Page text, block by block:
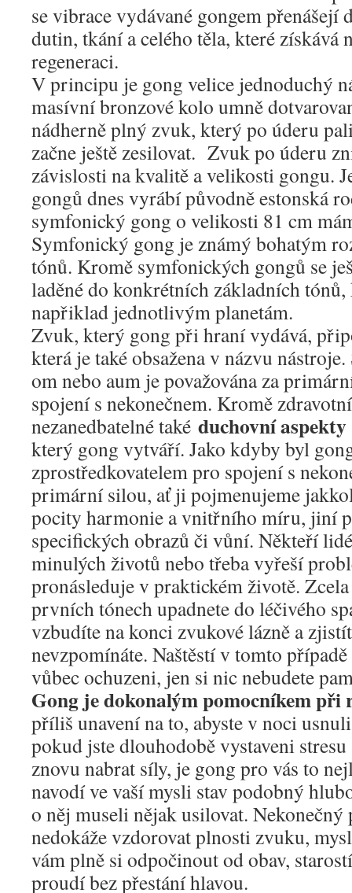
se vibrace vydávané gongem přenášejí
dutin, tkání a celého těla, které získává
regeneraci.
V principu je gong velice jednoduchý
masívní bronzové kolo umně
nádherně plný zvuk, který po úderu
začne ještě zesilovat. Zvuk po úderu
závislosti na kvalitě a velikosti gongu.
gongů dnes vyrábí původně estonská
symfonický gong o velikosti 81 cm
Symfonický gong je známý bohatým
tónů. Kromě symfonických gongů se
laděné do konkrétních základních
napřiklad jednotlivým planetám.
Zvuk, který gong při hraní vydává,
která je také obsažena v názvu
om nebo aum je považována za
spojení s nekonečnem. Kromě
nezanedbatelné také duchovní aspekty
který gong vytváří. Jako kdyby byl
zprostředkovatelem pro spojení s
primární silou, ať ji pojmenujeme
pocity harmonie a vnitřního míru, jiní
specifických obrazů či vůní. Někteří
minulých životů nebo třeba vyřeší
pronásleduje v praktickém životě.
prvních tónech upadnete do léčivého
vzbudíte na konci zvukové lázně a
nevzpomínáte. Naštěstí v tomto
vůbec ochuzeni, jen si nic nebudete
Gong je dokonalým pomocníkem při
příliš unavení na to, abyste v noci
pokud jste dlouhodobě vystaveni
znovu nabrat síly, je gong pro vás to
navodí ve vaší mysli stav podobný
o něj museli nějak usilovat. Nekonečný
nedokáže vzdorovat plnosti zvuku,
vám plně si odpočinout od obav,
proudí bez přestání hlavou.